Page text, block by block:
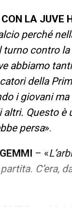
LA JUVE
perché
contro
abbiamo
della
i giovani
Questo è
persa».
– «
C’era,